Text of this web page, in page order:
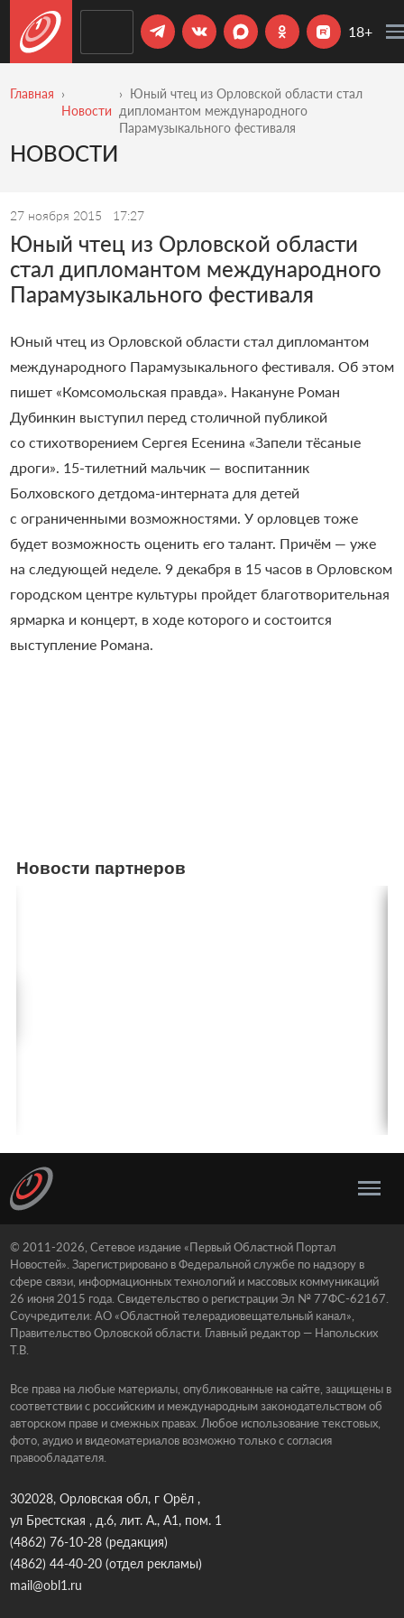
18+
Главная
Новости
Юный чтец из Орловской области стал
дипломантом международного
Парамузыкального фестиваля
НОВОСТИ
27 ноября 2015 17:27
Юный чтец из Орловской области
стал дипломантом международного
Парамузыкального фестиваля
Юный чтец из Орловской области стал дипломантом
международного Парамузыкального фестиваля. Об этом
пишет «Комсомольская правда». Накануне Роман
Дубинкин выступил перед столичной публикой
со стихотворением Сергея Есенина «Запели тёсаные
дроги». 15-тилетний мальчик — воспитанник
Болховского детдома-интерната для детей
с ограниченными возможностями. У орловцев тоже
будет возможность оценить его талант. Причём — уже
на следующей неделе. 9 декабря в 15 часов в Орловском
городском центре культуры пройдет благотворительная
ярмарка и концерт, в ходе которого и состоится
выступление Романа.
Новости партнеров
© 2011-2026, Сетевое издание «Первый Областной Портал
Новостей». Зарегистрировано в Федеральной службе по надзору в
сфере связи, информационных технологий и массовых коммуникаций
26 июня 2015 года. Свидетельство о регистрации Эл № 77ФС-62167.
Соучредители: АО «Областной телерадиовещательный канал»,
Правительство Орловской области. Главный редактор — Напольских
Т.В.
Все права на любые материалы, опубликованные на сайте, защищены в
соответствии с российским и международным законодательством об
авторском праве и смежных правах. Любое использование текстовых,
фото, аудио и видеоматериалов возможно только с согласия
правообладателя.
302028, Орловская обл, г Орёл ,
ул Брестская , д.6, лит. А., А1, пом. 1
(4862) 76-10-28(редакция)
(4862) 44-40-20(отдел рекламы)
mail@obl1.ru